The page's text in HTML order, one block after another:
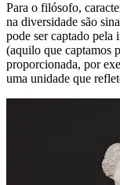
Para o filósofo,
na diversidade são
pode ser captado pela
(aquilo que captamos
proporcionada, por
uma unidade que